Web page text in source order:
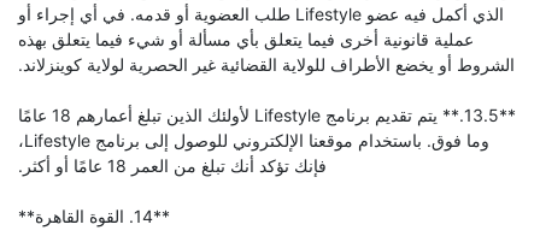
الذي أكمل فيه عضو Lifestyle طلب العضوية أو قدمه. في أي إجراء أو
عملية قانونية أخرى فيما يتعلق بأي مسألة أو شيء فيما يتعلق بهذه
الشروط أو يخضع الأطراف للولاية القضائية غير الحصرية لولاية كوينزلاند.
**13.5.** يتم تقديم برنامج Lifestyle لأولئك الذين تبلغ أعمارهم 18 عامًا
وما فوق. باستخدام موقعنا الإلكتروني للوصول إلى برنامج Lifestyle،
فإنك تؤكد أنك تبلغ من العمر 18 عامًا أو أكثر.
**14. القوة القاهرة**